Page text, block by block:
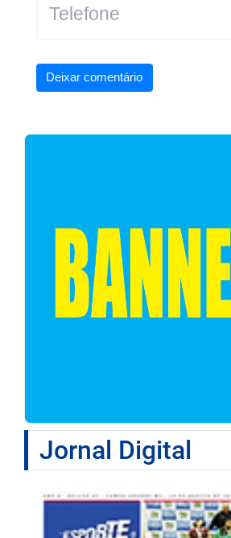
Deixar comentário
Jornal Digital